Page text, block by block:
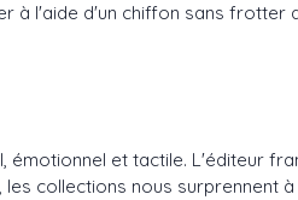
à l'aide d'un chiffon sans frotter
émotionnel et tactile. L'éditeur
collections nous surprennent